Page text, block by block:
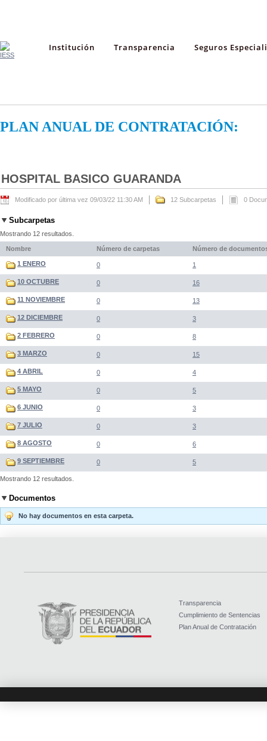
Institución Transparencia Seguros
PLAN ANUAL DE CONTRATACIÓN:
HOSPITAL BASICO GUARANDA
Modificado por última vez 09/03/22 11:30 AM 12 Subcarpetas 0
Subcarpetas
Mostrando 12 resultados.
Nombre Número de carpetas Número de
1 ENERO 0 1
10 OCTUBRE 0 16
11 NOVIEMBRE 0 13
12 DICIEMBRE 0 3
2 FEBRERO 0 8
3 MARZO 0 15
4 ABRIL 0 4
5 MAYO 0 5
6 JUNIO 0 3
7 JULIO 0 3
8 AGOSTO 0 6
9 SEPTIEMBRE 0 5
Mostrando 12 resultados.
Documentos
No hay documentos en esta carpeta.
Transparencia
Cumplimiento de Sentencias
Plan Anual de Contratación